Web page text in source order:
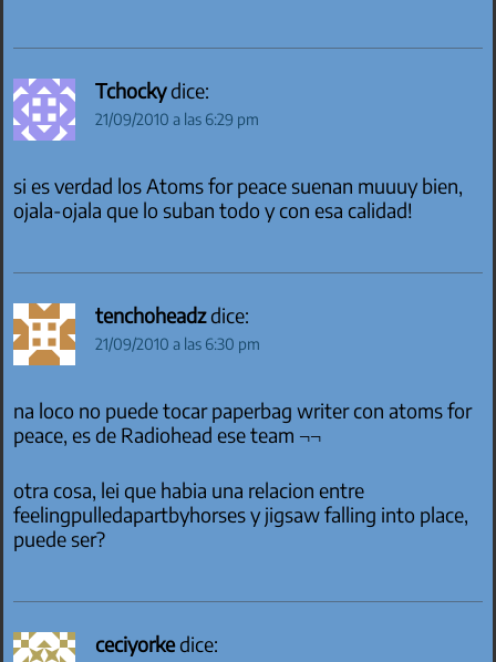
Tchockydice:
21/09/2010 a las 6:29 pm
si es verdad los Atoms for peace suenan muuuy bien,
ojala-ojala que lo suban todo y con esa calidad!
tenchoheadzdice:
21/09/2010 a las 6:30 pm
na loco no puede tocar paperbag writer con atoms for
peace, es de Radiohead ese team ¬¬
otra cosa, lei que habia una relacion entre
feelingpulledapartbyhorses y jigsaw falling into place,
puede ser?
ceciyorkedice: